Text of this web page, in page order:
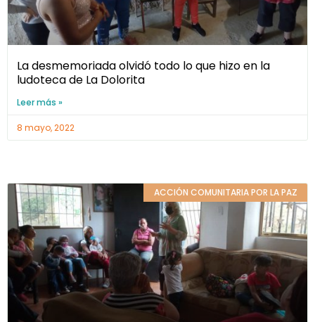
La desmemoriada olvidó todo lo que hizo en la
ludoteca de La Dolorita
Leer más »
8 mayo, 2022
ACCIÓN COMUNITARIA POR LA PAZ